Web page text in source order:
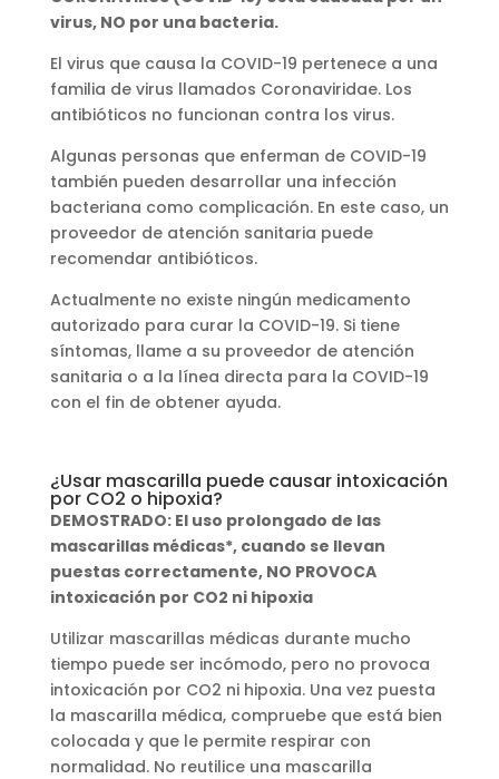
virus, NO por una bacteria.
El virus que causa la COVID-19 pertenece a una
familia de virus llamados Coronaviridae. Los
antibióticos no funcionan contra los virus.
Algunas personas que enferman de COVID-19
también pueden desarrollar una infección
bacteriana como complicación. En este caso, un
proveedor de atención sanitaria puede
recomendar antibióticos.
Actualmente no existe ningún medicamento
autorizado para curar la COVID-19. Si tiene
síntomas, llame a su proveedor de atención
sanitaria o a la línea directa para la COVID-19
con el fin de obtener ayuda.
¿Usar mascarilla puede causar intoxicación
por CO2 o hipoxia?
DEMOSTRADO: El uso prolongado de las
mascarillas médicas*, cuando se llevan
puestas correctamente, NO PROVOCA
intoxicación por CO2 ni hipoxia
Utilizar mascarillas médicas durante mucho
tiempo puede ser incómodo, pero no provoca
intoxicación por CO2 ni hipoxia. Una vez puesta
la mascarilla médica, compruebe que está bien
colocada y que le permite respirar con
normalidad. No reutilice una mascarilla